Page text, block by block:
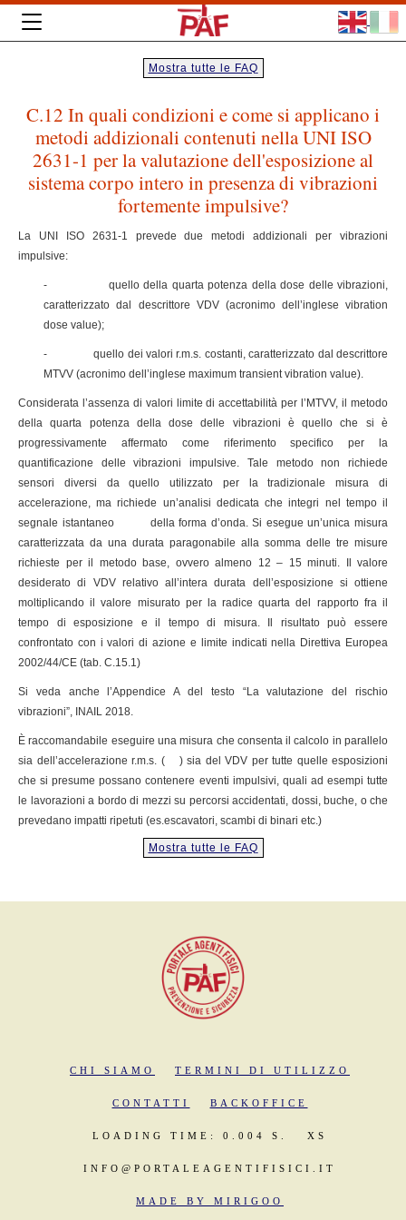
Mostra tutte le FAQ
C.12 In quali condizioni e come si applicano i
metodi addizionali contenuti nella UNI ISO
2631-1 per la valutazione dell'esposizione al
sistema corpo intero in presenza di vibrazioni
fortemente impulsive?
La UNI ISO 2631-1 prevede due metodi addizionali per vibrazioni
impulsive:
- quello della quarta potenza della dose delle vibrazioni,
caratterizzato dal descrittore VDV (acronimo dell’inglese vibration
dose value);
- quello dei valori r.m.s. costanti, caratterizzato dal descrittore
MTVV (acronimo dell’inglese maximum transient vibration value).
Considerata l’assenza di valori limite di accettabilità per l’MTVV, il metodo
della quarta potenza della dose delle vibrazioni è quello che si è
progressivamente affermato come riferimento specifico per la
quantificazione delle vibrazioni impulsive. Tale metodo non richiede
sensori diversi da quello utilizzato per la tradizionale misura di
accelerazione, ma richiede un’analisi dedicata che integri nel tempo il
segnale istantaneo
della forma d’onda. Si esegue un’unica misura
caratterizzata da una durata paragonabile alla somma delle tre misure
richieste per il metodo base, ovvero almeno 12 – 15 minuti. Il valore
desiderato di VDV relativo all’intera durata dell’esposizione si ottiene
moltiplicando il valore misurato per la radice quarta del rapporto fra il
tempo di esposizione e il tempo di misura. Il risultato può essere
confrontato con i valori di azione e limite indicati nella Direttiva Europea
2002/44/CE (tab. C.15.1)
Si veda anche l’Appendice A del testo “La valutazione del rischio
vibrazioni”, INAIL 2018.
È raccomandabile eseguire una misura che consenta il calcolo in parallelo
sia dell’accelerazione r.m.s. (
) sia del VDV per tutte quelle esposizioni
che si presume possano contenere eventi impulsivi, quali ad esempi tutte
le lavorazioni a bordo di mezzi su percorsi accidentati, dossi, buche, o che
prevedano impatti ripetuti (es.escavatori, scambi di binari etc.)
Mostra tutte le FAQ
CHI SIAMO TERMINI DI UTILIZZO
CONTATTI BACKOFFICE
LOADING TIME: 0.004 S. XS
INFO@PORTALEAGENTIFISICI.IT
MADE BY MIRIGOO